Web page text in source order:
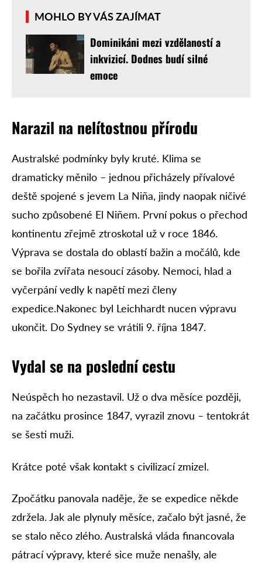
MOHLO BY VÁS ZAJÍMAT
Dominikáni mezi vzdělaností a
inkvizicí. Dodnes budí silné
emoce
Narazil na nelítostnou přírodu
Australské podmínky byly kruté. Klima se
dramaticky měnilo – jednou přicházely přívalové
deště spojené s jevem La Niña, jindy naopak ničivé
sucho způsobené El Niñem. První pokus o přechod
kontinentu zřejmě ztroskotal už v roce 1846.
Výprava se dostala do oblastí bažin a močálů, kde
se bořila zvířata nesoucí zásoby. Nemoci, hlad a
vyčerpání vedly k napětí mezi členy
expedice.Nakonec byl Leichhardt nucen výpravu
ukončit. Do Sydney se vrátili 9. října 1847.
Vydal se na poslední cestu
Neúspěch ho nezastavil. Už o dva měsíce později,
na začátku prosince 1847, vyrazil znovu – tentokrát
se šesti muži.
Krátce poté však kontakt s civilizací zmizel.
Zpočátku panovala naděje, že se expedice někde
zdržela. Jak ale plynuly měsíce, začalo být jasné, že
se stalo něco zlého. Australská vláda financovala
pátrací výpravy, které sice muže nenašly, ale